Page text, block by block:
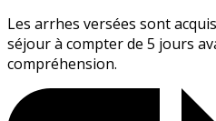
Les arrhes versées sont
séjour à compter de 5 jours
compréhension.